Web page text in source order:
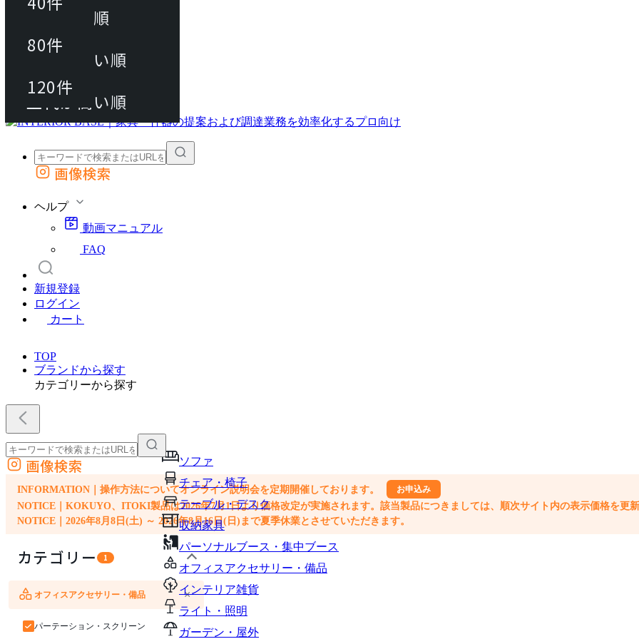
動画マニュアル
FAQ
カート
外部サイトの商品をカートに追加
画像検索
ヘルプ
動画マニュアル
FAQ
新規登録
ログイン
カート
TOP
ブランドから探す
カテゴリーから探す
ソファ
チェア・椅子
テーブル・デスク
収納家具
パーソナルブース・集中ブース
オフィスアクセサリー・備品
インテリア雑貨
ライト・照明
ガーデン・屋外
外部サイトの商品をカートに追加
他のサイトで見つけた商品ページのURLを貼り付けて、カートに追加できます
画像検索
INFORMATION｜操作方法についてオンライン説明会を定期開催しております。 お申込み
NOTICE｜KOKUYO、ITOKI製品は2026年7月1日より価格改定が実施されます。該当製品につきましては、順次サイト内の表示価格を更新
NOTICE｜2026年8月8日(土) ～ 2026年8月16日(日)まで夏季休業とさせていただきます。
カテゴリー 1
ソファ
チェア・椅子
テーブル・デスク
収納家具
オフィスアクセサリー・備品 ×
パーテーション・スクリーン
80件
120件
おすすめ順
上代が安い順
上代が高い順
80件
120件